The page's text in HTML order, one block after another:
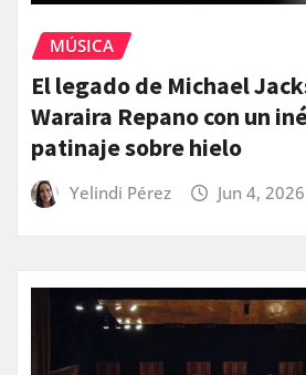
MÚSICA
El legado de Michael
Waraira Repano con un
patinaje sobre hielo
Yelindi Pérez Jun 4, 2026